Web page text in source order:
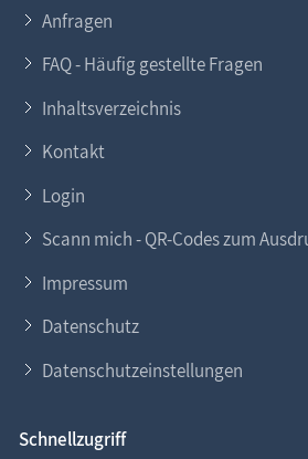
Anfragen
FAQ - Häufig gestellte Fragen
Inhaltsverzeichnis
Kontakt
Login
Scann mich - QR-Codes zum
Impressum
Datenschutz
Datenschutzeinstellungen
Schnellzugriff